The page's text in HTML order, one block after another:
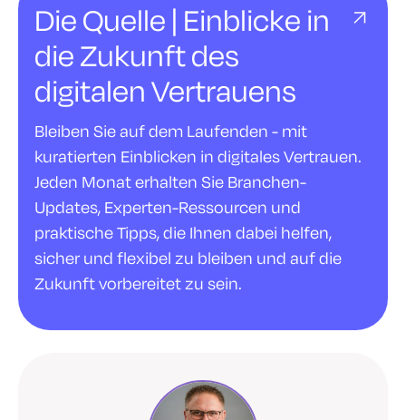
Die Quelle | Einblicke in
die Zukunft des
digitalen Vertrauens
Bleiben Sie auf dem Laufenden - mit
kuratierten Einblicken in digitales Vertrauen.
Jeden Monat erhalten Sie Branchen-
Updates, Experten-Ressourcen und
praktische Tipps, die Ihnen dabei helfen,
sicher und flexibel zu bleiben und auf die
Zukunft vorbereitet zu sein.